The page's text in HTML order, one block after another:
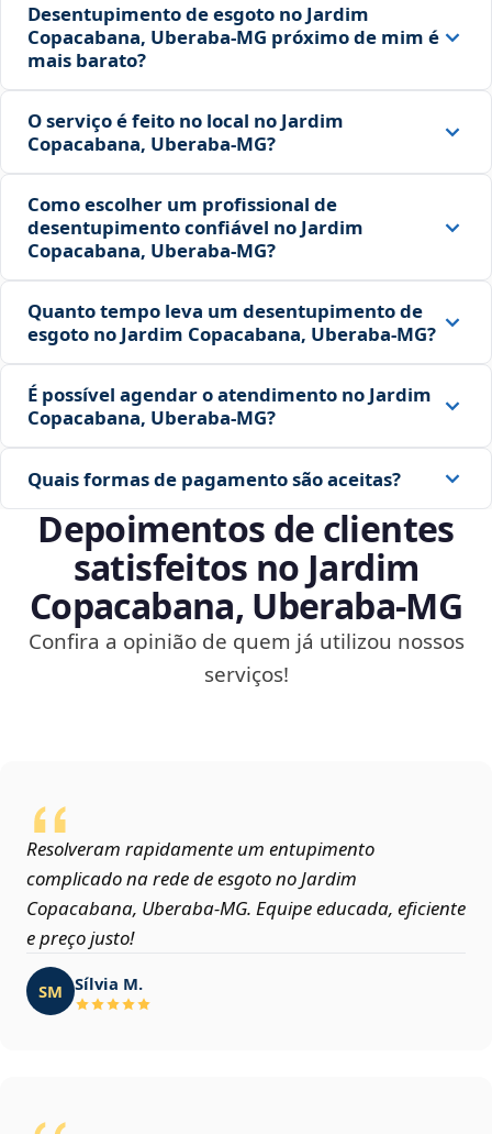
Desentupimento de esgoto no Jardim
Copacabana, Uberaba‑MG próximo de mim é
mais barato?
O serviço é feito no local no Jardim
Copacabana, Uberaba‑MG?
Como escolher um profissional de
desentupimento confiável no Jardim
Copacabana, Uberaba‑MG?
Quanto tempo leva um desentupimento de
esgoto no Jardim Copacabana, Uberaba‑MG?
É possível agendar o atendimento no Jardim
Copacabana, Uberaba‑MG?
Quais formas de pagamento são aceitas?
Depoimentos de clientes
satisfeitos no Jardim
Copacabana, Uberaba‑MG
Confira a opinião de quem já utilizou nossos
serviços!
Resolveram rapidamente um entupimento
complicado na rede de esgoto no Jardim
Copacabana, Uberaba‑MG. Equipe educada, eficiente
e preço justo!
SM Sílvia M.